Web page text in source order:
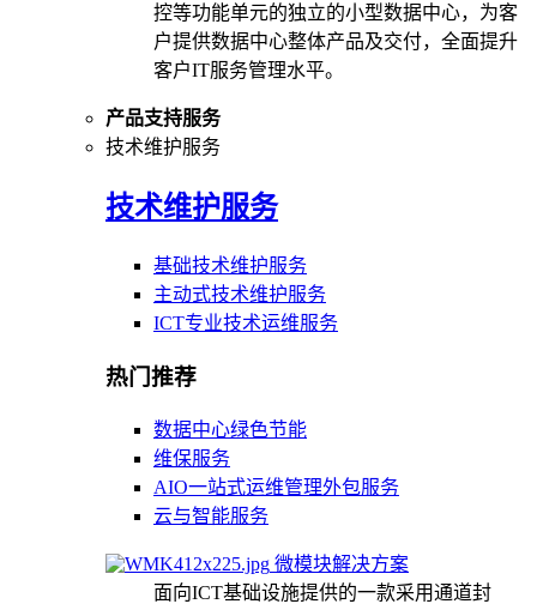
控等功能单元的独立的小型数据中心，为客
户提供数据中心整体产品及交付，全面提升
客户IT服务管理水平。
产品支持服务
技术维护服务
技术维护服务
基础技术维护服务
主动式技术维护服务
ICT专业技术运维服务
热门推荐
数据中心绿色节能
维保服务
AIO一站式运维管理外包服务
云与智能服务
微模块解决方案
面向ICT基础设施提供的一款采用通道封